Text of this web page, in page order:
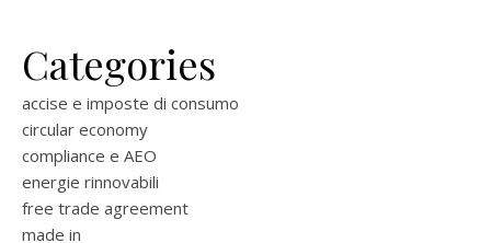
Categories
accise e imposte di consumo
circular economy
compliance e AEO
energie rinnovabili
free trade agreement
made in